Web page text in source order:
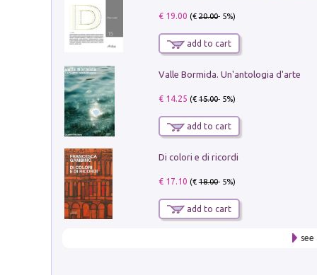
€ 19.00 (€20.00- 5%)
add to cart
Valle Bormida. Un'antologia d'arte
€ 14.25 (€15.00- 5%)
add to cart
Di colori e di ricordi
€ 17.10 (€18.00- 5%)
add to cart
see